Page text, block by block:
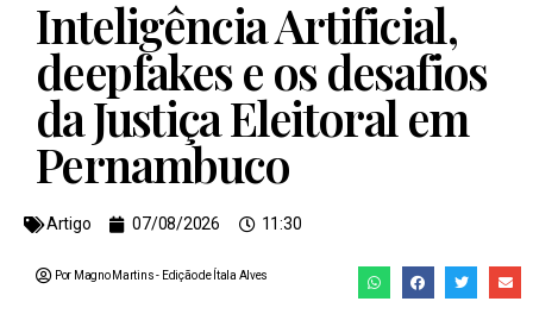
Inteligência Artificial,
deepfakes e os desafios
da Justiça Eleitoral em
Pernambuco
Artigo 07/08/2026 11:30
Por Magno Martins - Edição de Ítala Alves